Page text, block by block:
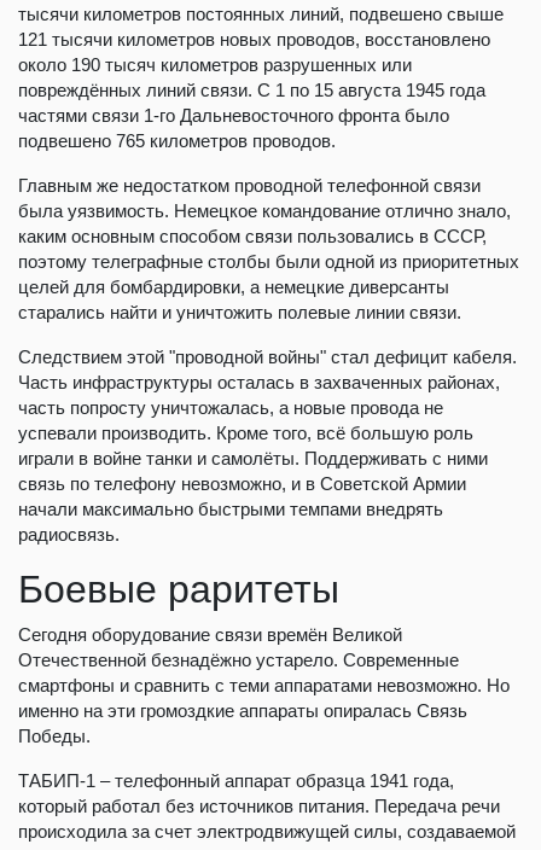
тысячи километров постоянных линий, подвешено свыше
121 тысячи километров новых проводов, восстановлено
около 190 тысяч километров разрушенных или
повреждённых линий связи. С 1 по 15 августа 1945 года
частями связи 1-го Дальневосточного фронта было
подвешено 765 километров проводов.
Главным же недостатком проводной телефонной связи
была уязвимость. Немецкое командование отлично знало,
каким основным способом связи пользовались в СССР,
поэтому телеграфные столбы были одной из приоритетных
целей для бомбардировки, а немецкие диверсанты
старались найти и уничтожить полевые линии связи.
Следствием этой "проводной войны" стал дефицит кабеля.
Часть инфраструктуры осталась в захваченных районах,
часть попросту уничтожалась, а новые провода не
успевали производить. Кроме того, всё большую роль
играли в войне танки и самолёты. Поддерживать с ними
связь по телефону невозможно, и в Советской Армии
начали максимально быстрыми темпами внедрять
радиосвязь.
Боевые раритеты
Сегодня оборудование связи времён Великой
Отечественной безнадёжно устарело. Современные
смартфоны и сравнить с теми аппаратами невозможно. Но
именно на эти громоздкие аппараты опиралась Связь
Победы.
ТАБИП-1 – телефонный аппарат образца 1941 года,
который работал без источников питания. Передача речи
происходила за счет электродвижущей силы, создаваемой